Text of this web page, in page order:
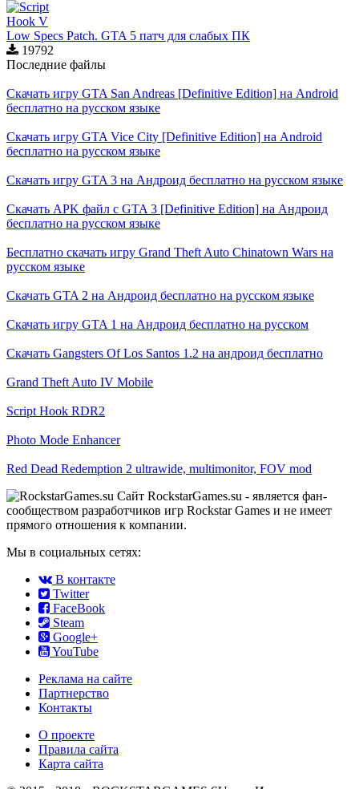
Low Specs Patch. GTA 5 патч для слабых ПК
19792
Последние файлы
Скачать игру GTA San Andreas [Definitive Edition] на Android
бесплатно на русском языке
Скачать игру GTA Vice City [Definitive Edition] на Android
бесплатно на русском языке
Скачать игру GTA 3 на Андроид бесплатно на русском языке
Скачать APK файл с GTA 3 [Definitive Edition] на Андроид
бесплатно на русском языке
Бесплатно скачать игру Grand Theft Auto Chinatown Wars на
русском языке
Скачать GTA 2 на Андроид бесплатно на русском языке
Скачать игру GTA 1 на Андроид бесплатно на русском
Скачать Gangsters Of Los Santos 1.2 на андроид бесплатно
Grand Theft Auto IV Mobile
Script Hook RDR2
Photo Mode Enhancer
Red Dead Redemption 2 ultrawide, multimonitor, FOV mod
Сайт RockstarGames.su - является фан-
сообществом разработчиков игр Rockstar Games и не имеет
прямого отношения к компании.
Мы в социальных сетях:
В контакте
Twitter
FaceBook
Steam
Google+
YouTube
Реклама на сайте
Партнерство
Контакты
О проекте
Правила сайта
Карта сайта